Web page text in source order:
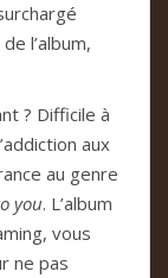
l’album,
? Dif­fi­cile à
aux
au genre
you. L’album
vous
ne pas